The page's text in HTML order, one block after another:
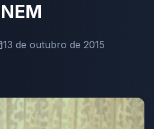
13 de outubro de 2015